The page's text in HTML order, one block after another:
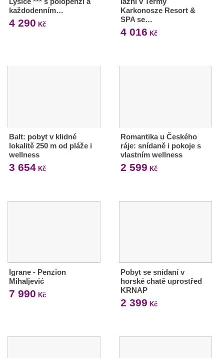
každodenním…
4 290 Kč
Karkonosze Resort &
SPA se…
4 016 Kč
Balt: pobyt v klidné
lokalitě 250 m od pláže i
wellness
3 654 Kč
Romantika u Českého
ráje: snídaně i pokoje s
vlastním wellness
2 599 Kč
Igrane - Penzion
Mihaljević
7 990 Kč
Pobyt se snídaní v
horské chatě uprostřed
KRNAP
2 399 Kč